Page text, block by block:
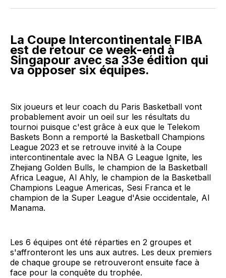
Facebook
LinkedInWhatsApp
Courriel
La Coupe Intercontinentale FIBA ​​
est de retour ce week-end à
Singapour avec sa 33e édition qui
va opposer six équipes.
Six joueurs et leur coach du Paris Basketball vont
probablement avoir un oeil sur les résultats du
tournoi puisque c'est grâce à eux que le Telekom
Baskets Bonn a remporté la Basketball Champions
League 2023 et se retrouve invité à la Coupe
intercontinentale avec la NBA G League Ignite, les
Zhejiang Golden Bulls, le champion de la Basketball
Africa League, Al Ahly, le champion de la Basketball
Champions League Americas, Sesi Franca et le
champion de la Super League d'Asie occidentale, Al
Manama.
Les 6 équipes ont été réparties en 2 groupes et
s'affronteront les uns aux autres. Les deux premiers
de chaque groupe se retrouveront ensuite face à
face pour la conquête du trophée.